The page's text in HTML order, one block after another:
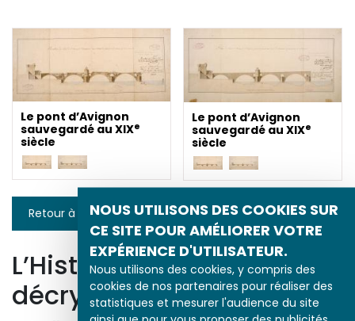
NOUS UTILISONS DES COOKIES SUR
CE SITE POUR AMÉLIORER VOTRE
EXPÉRIENCE D'UTILISATEUR.
Nous utilisons des cookies, y compris des
cookies de nos partenaires pour réaliser des
statistiques et mesurer l'audience du site
Le pont d’Avignon
sauvegardé au XIXe
siècle
Le pont d’Avignon
sauvegardé au XIXe
siècle
Retour à la liste
L’Histoire par l’image
décrypte l’histoire